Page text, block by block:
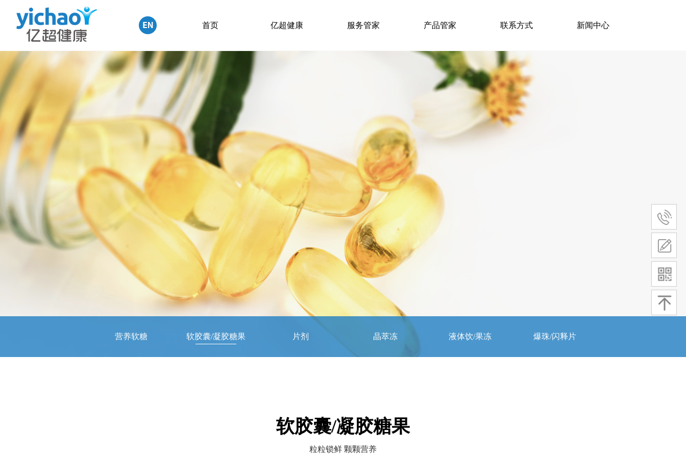
营养软糖 软胶囊/凝胶糖果 片剂 晶萃冻 液体饮/果冻 爆珠/闪释片
粒粒锁鲜 颗颗营养
软胶囊/凝胶糖果
首页 亿超健康 服务管家 产品管家 联系方式 新闻中心
English